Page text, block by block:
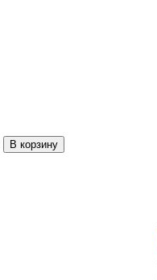
В корзину